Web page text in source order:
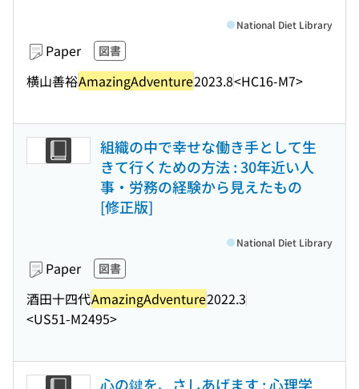
Paper 図書
横山善裕AmazingAdventure2023.8<HC16-M7>
National Diet Library
組織の中で幸せな働き手として生
きて行くための方法 : 30年近い人
事・労務の経験から見えたもの
[修正版]
Paper 図書
酒田十四代AmazingAdventure2022.3
<US51-M2495>
National Diet Library
心の鍵を、さしあげます : 心理学